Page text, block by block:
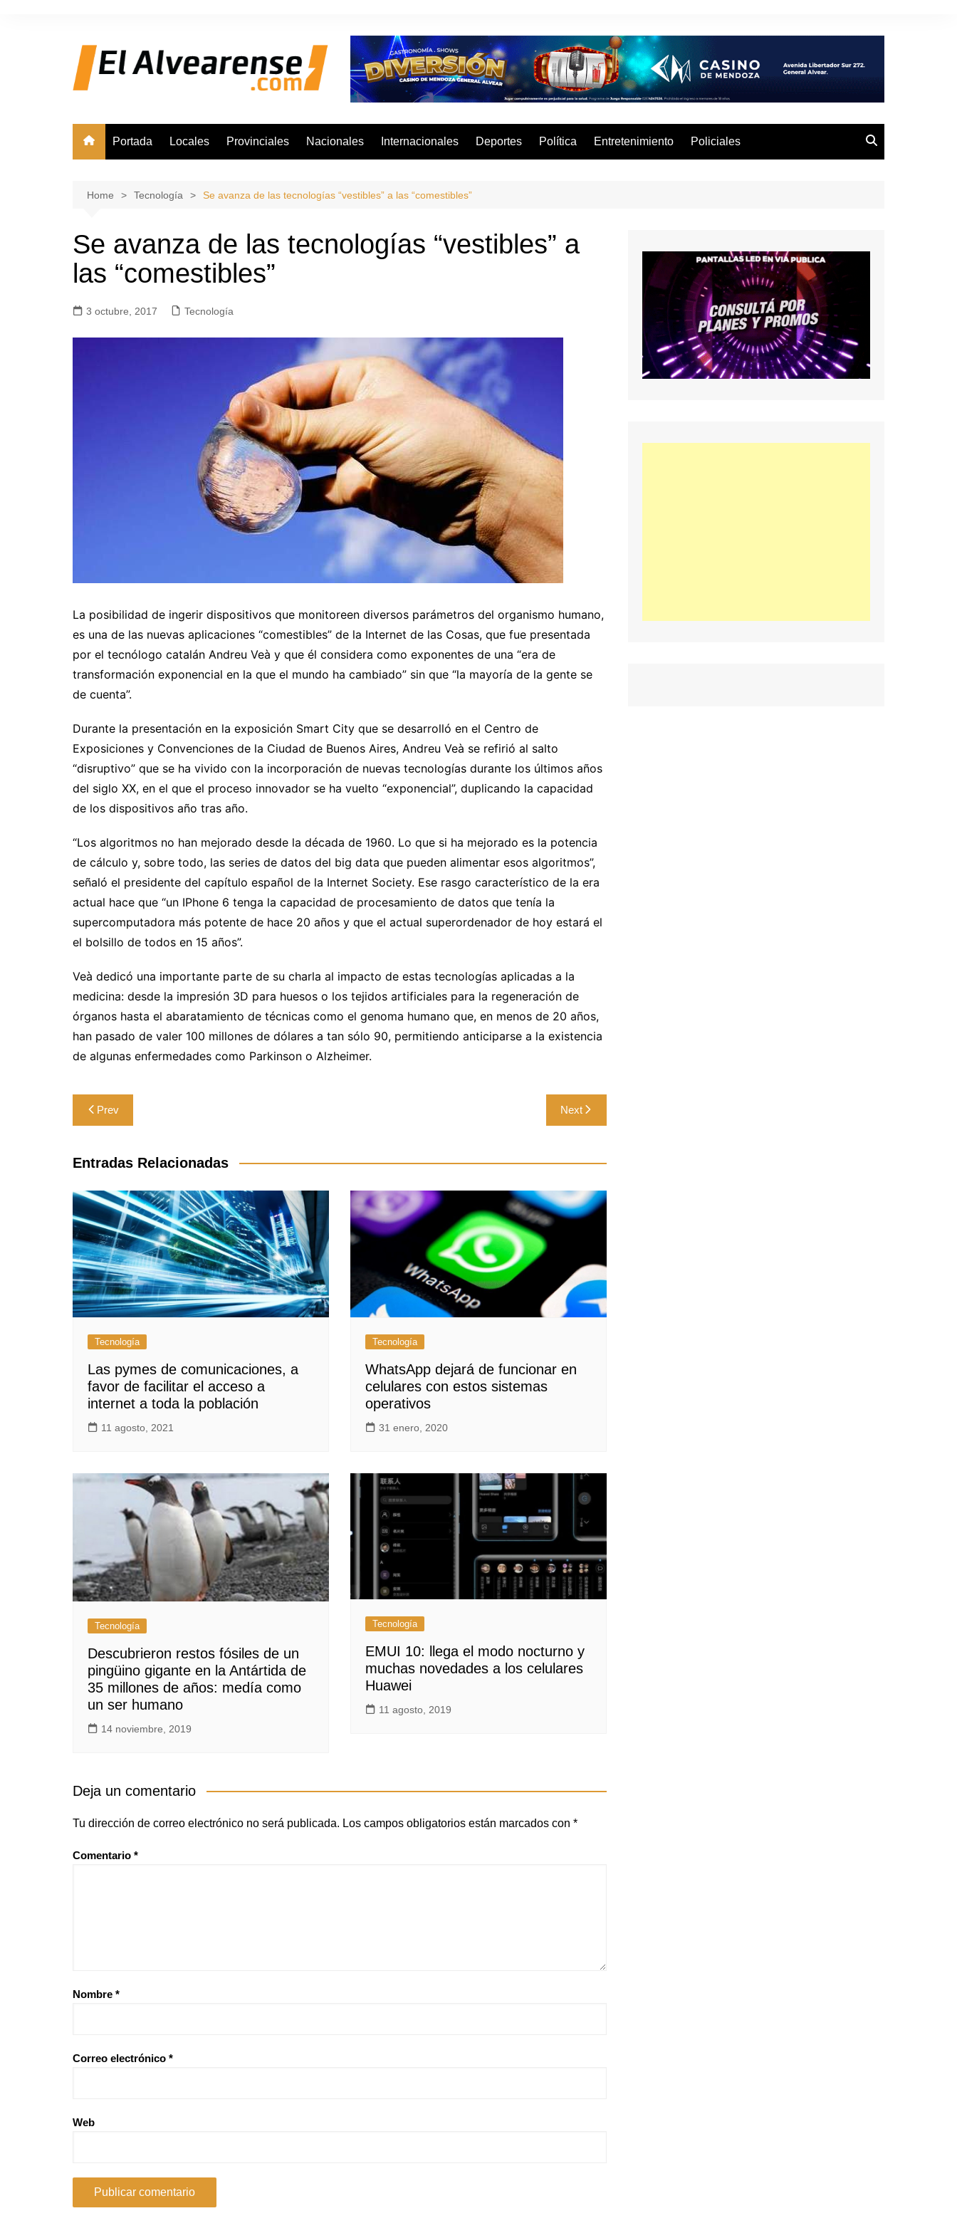
Portada Locales Provinciales Nacionales Internacionales Deportes Política Entretenimiento Policiales
Home Tecnología Se avanza de las tecnologías “vestibles” a las “comestibles”
Se avanza de las tecnologías “vestibles” a
las “comestibles”
3 octubre, 2017 Tecnología
La posibilidad de ingerir dispositivos que monitoreen diversos parámetros del organismo humano,
es una de las nuevas aplicaciones “comestibles” de la Internet de las Cosas, que fue presentada
por el tecnólogo catalán Andreu Veà y que él considera como exponentes de una “era de
transformación exponencial en la que el mundo ha cambiado” sin que “la mayoría de la gente se
de cuenta”.
Durante la presentación en la exposición Smart City que se desarrolló en el Centro de
Exposiciones y Convenciones de la Ciudad de Buenos Aires, Andreu Veà se refirió al salto
“disruptivo” que se ha vivido con la incorporación de nuevas tecnologías durante los últimos años
del siglo XX, en el que el proceso innovador se ha vuelto “exponencial”, duplicando la capacidad
de los dispositivos año tras año.
“Los algoritmos no han mejorado desde la década de 1960. Lo que si ha mejorado es la potencia
de cálculo y, sobre todo, las series de datos del big data que pueden alimentar esos algoritmos”,
señaló el presidente del capítulo español de la Internet Society. Ese rasgo característico de la era
actual hace que “un IPhone 6 tenga la capacidad de procesamiento de datos que tenía la
supercomputadora más potente de hace 20 años y que el actual superordenador de hoy estará el
el bolsillo de todos en 15 años”.
Veà dedicó una importante parte de su charla al impacto de estas tecnologías aplicadas a la
medicina: desde la impresión 3D para huesos o los tejidos artificiales para la regeneración de
órganos hasta el abaratamiento de técnicas como el genoma humano que, en menos de 20 años,
han pasado de valer 100 millones de dólares a tan sólo 90, permitiendo anticiparse a la existencia
de algunas enfermedades como Parkinson o Alzheimer.
Navegación
de
entradas
Prev Next
Entradas Relacionadas
Tecnología
Las pymes de comunicaciones, a
favor de facilitar el acceso a
internet a toda la población
11 agosto, 2021
Tecnología
WhatsApp dejará de funcionar en
celulares con estos sistemas
operativos
31 enero, 2020
Tecnología
Descubrieron restos fósiles de un
pingüino gigante en la Antártida de
35 millones de años: medía como
un ser humano
14 noviembre, 2019
Tecnología
EMUI 10: llega el modo nocturno y
muchas novedades a los celulares
Huawei
11 agosto, 2019
Deja un comentario
Tu dirección de correo electrónico no será publicada. Los campos obligatorios están marcados con *
Comentario *
Nombre *
Correo electrónico *
Web